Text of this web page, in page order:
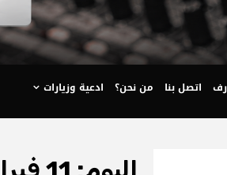
اتصل بنا من نحن؟ ادعية وزيارات